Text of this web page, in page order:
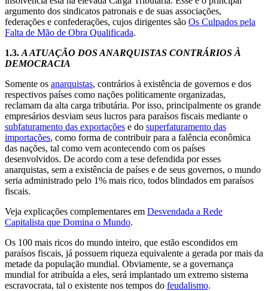
argumento dos sindicatos patronais e de suas associações,
federações e confederações, cujos dirigentes são Os Culpados pela
Falta de Mão de Obra Qualificada.
1.3. A ATUAÇÃO DOS ANARQUISTAS CONTRÁRIOS À
DEMOCRACIA
Somente os anarquistas, contrários à existência de governos e dos
respectivos países como nações politicamente organizadas,
reclamam da alta carga tributária. Por isso, principalmente os grande
empresários desviam seus lucros para paraísos fiscais mediante o
subfaturamento das exportações e do superfaturamento das
importações, como forma de contribuir para a falência econômica
das nações, tal como vem acontecendo com os países
desenvolvidos. De acordo com a tese defendida por esses
anarquistas, sem a existência de países e de seus governos, o mundo
seria administrado pelo 1% mais rico, todos blindados em paraísos
fiscais.
Veja explicações complementares em Desvendada a Rede
Capitalista que Domina o Mundo.
Os 100 mais ricos do mundo inteiro, que estão escondidos em
paraísos fiscais, já possuem riqueza equivalente a gerada por mais da
metade da população mundial. Obviamente, se a governança
mundial for atribuída a eles, será implantado um extremo sistema
escravocrata, tal o existente nos tempos do feudalismo.